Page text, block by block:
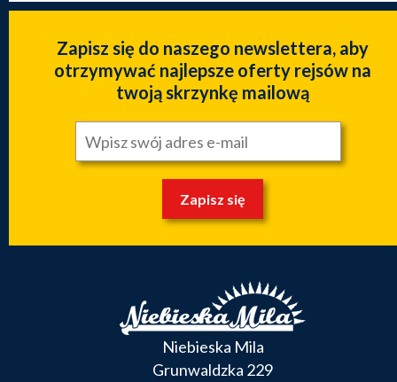
Zapisz się do naszego newslettera, aby
otrzymywać najlepsze oferty rejsów na
twoją skrzynkę mailową
Zapisz się
Niebieska Mila
Grunwaldzka 229